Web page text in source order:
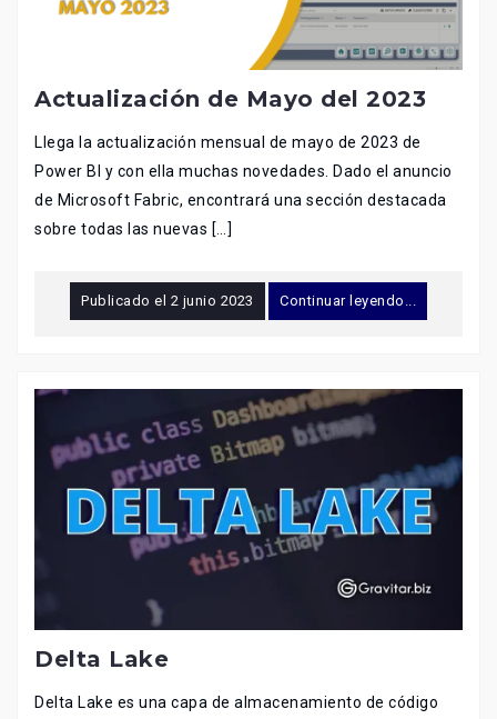
Actualización de Mayo del 2023
Llega la actualización mensual de mayo de 2023 de
Power BI y con ella muchas novedades. Dado el anuncio
de Microsoft Fabric, encontrará una sección destacada
sobre todas las nuevas […]
Publicado el 2 junio 2023 Continuar leyendo...
Delta Lake
Delta Lake es una capa de almacenamiento de código